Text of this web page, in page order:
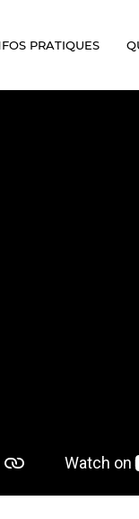
PRATIQUES